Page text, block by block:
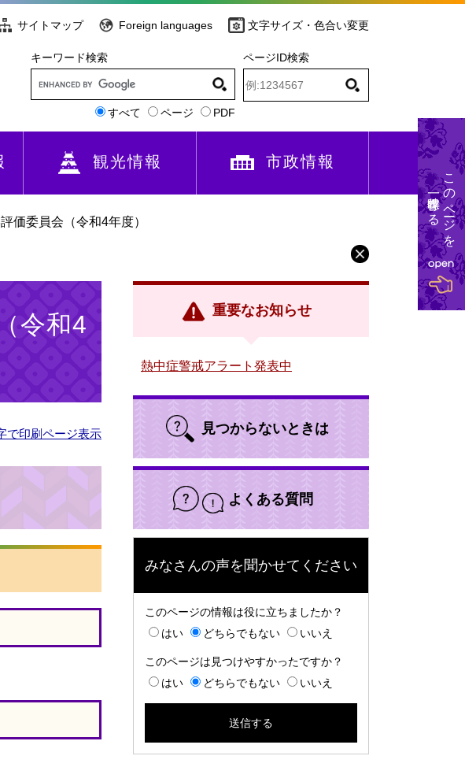
サイトマップ Foreign languages 文字サイズ・色合い変更
キーワード検索
すべて ページ PDF
ページID検索
観光情報 市政情報
価委員会（令和4年度）
令和4
で印刷ページ表示
重要なお知らせ
熱中症警戒アラート発表中
見つからないときは
よくある質問
みなさんの声を聞かせてください
このページの情報は役に立ちましたか？
はい
どちらでもない いいえ
このページは見つけやすかったですか？
はい
どちらでもない いいえ
このページを
一時保存する